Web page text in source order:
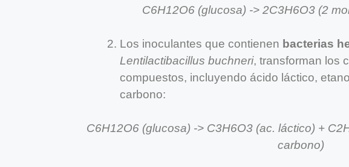
C6H12O6 (glucosa) -> 2C3H6O3 (2
Los inoculantes que contienen bacterias
Lentilactibacillus buchneri, transforman los
compuestos, incluyendo ácido láctico,
carbono:
C6H12O6 (glucosa) -> C3H6O3 (ac. láctico) +
carbono)